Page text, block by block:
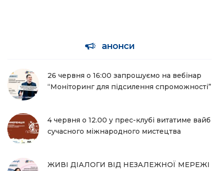
анонси
26 червня о 16:00 запрошуємо на вебінар
“Моніторинг для підсилення спроможності”
4 червня о 12.00 у прес-клубі витатиме вайб
сучасного міжнародного мистецтва
ЖИВІ ДІАЛОГИ ВІД НЕЗАЛЕЖНОЇ МЕРЕЖІ